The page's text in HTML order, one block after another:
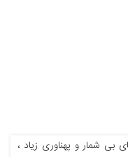
بی شمار و پهناوری زیاد ،